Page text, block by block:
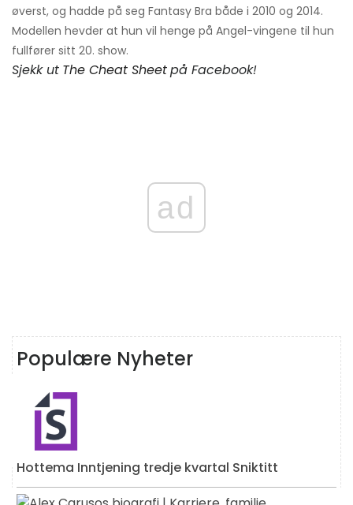
øverst, og hadde på seg Fantasy Bra både i 2010 og 2014.
Modellen hevder at hun vil henge på Angel-vingene til hun
fullfører sitt 20. show.
Sjekk ut The Cheat Sheetpå Facebook!
ad
Populære Nyheter
Hottema Inntjening tredje kvartal Sniktitt